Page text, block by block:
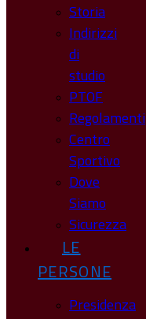
Storia
Indirizzi
di
studio
PTOF
Regolamenti
Centro
Sportivo
Dove
Siamo
Sicurezza
LE
PERSONE
Presidenza